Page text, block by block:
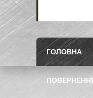
ГОЛОВНА